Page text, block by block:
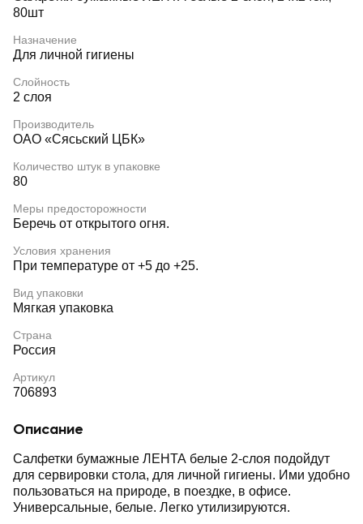
80шт
Назначение
Для личной гигиены
Слойность
2 слоя
Производитель
ОАО «Сясьский ЦБК»
Количество штук в упаковке
80
Меры предосторожности
Беречь от открытого огня.
Условия хранения
При температуре от +5 до +25.
Вид упаковки
Мягкая упаковка
Страна
Россия
Артикул
706893
Описание
Салфетки бумажные ЛЕНТА белые 2-слоя подойдут
для сервировки стола, для личной гигиены. Ими удобно
пользоваться на природе, в поездке, в офисе.
Универсальные, белые. Легко утилизируются.